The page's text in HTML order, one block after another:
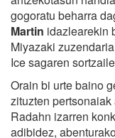
gogoratu beharra
Martin idazlearekin
Miyazaki
Ice sagaren
Orain bi urte baino
zituzten
Radahn izarren
adibidez,